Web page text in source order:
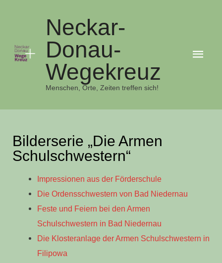
Neckar-
Donau-
Wegekreuz
Menschen, Orte, Zeiten treffen sich!
Bilderserie „Die Armen
Schulschwestern“
Impressionen aus der Förderschule
Die Ordensschwestern von Bad Niedernau
Feste und Feiern bei den Armen
Schulschwestern in Bad Niedernau
Die Klosteranlage der Armen Schulschwestern in
Filipowa